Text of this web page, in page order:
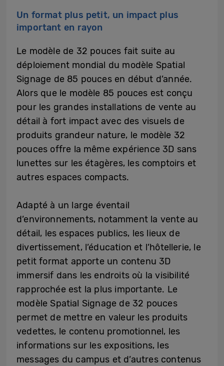
Un format plus petit, un impact plus
important en rayon
Le modèle de 32 pouces fait suite au
déploiement mondial du modèle Spatial
Signage de 85 pouces en début d’année.
Alors que le modèle 85 pouces est conçu
pour les grandes installations de vente au
détail à fort impact avec des visuels de
produits grandeur nature, le modèle 32
pouces offre la même expérience 3D sans
lunettes sur les étagères, les comptoirs et
autres espaces compacts.
Adapté à un large éventail
d’environnements, notamment la vente au
détail, les espaces publics, les lieux de
divertissement, l’éducation et l’hôtellerie, le
petit format apporte un contenu 3D
immersif dans les endroits où la visibilité
rapprochée est la plus importante. Le
modèle Spatial Signage de 32 pouces
permet de mettre en valeur les produits
vedettes, le contenu promotionnel, les
informations sur les expositions, les
messages du campus et d’autres contenus